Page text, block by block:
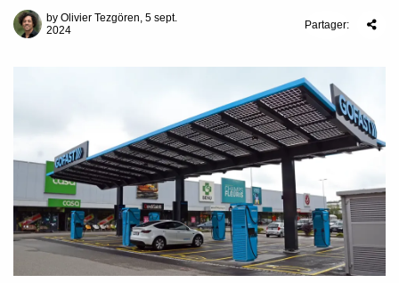
by Olivier Tezgören, 5 sept.
2024
Partager: